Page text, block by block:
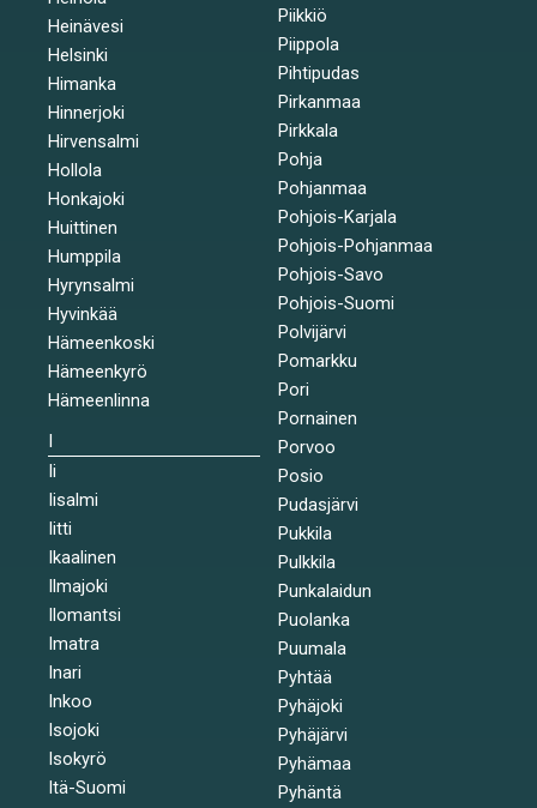
Heinävesi
Helsinki
Himanka
Hinnerjoki
Hirvensalmi
Hollola
Honkajoki
Huittinen
Humppila
Hyrynsalmi
Hyvinkää
Hämeenkoski
Hämeenkyrö
Hämeenlinna
I
Ii
Iisalmi
Iitti
Ikaalinen
Ilmajoki
Ilomantsi
Imatra
Inari
Inkoo
Isojoki
Isokyrö
Itä-Suomi
Piikkiö
Piippola
Pihtipudas
Pirkanmaa
Pirkkala
Pohja
Pohjanmaa
Pohjois-Karjala
Pohjois-Pohjanmaa
Pohjois-Savo
Pohjois-Suomi
Polvijärvi
Pomarkku
Pori
Pornainen
Porvoo
Posio
Pudasjärvi
Pukkila
Pulkkila
Punkalaidun
Puolanka
Puumala
Pyhtää
Pyhäjoki
Pyhäjärvi
Pyhämaa
Pyhäntä